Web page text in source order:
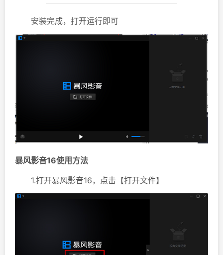
安装完成，打开运行即可
暴风影音16使用方法
1.打开暴风影音16，点击【打开文件】